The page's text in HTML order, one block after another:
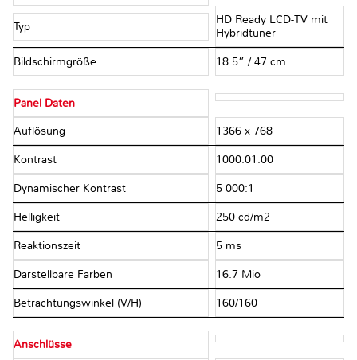
Typ
HD Ready LCD-TV mit
Hybridtuner
Bildschirmgröße 18.5” / 47 cm
Panel Daten
Auflösung 1366 x 768
Kontrast 1000:01:00
Dynamischer Kontrast 5 000:1
Helligkeit 250 cd/m2
Reaktionszeit 5 ms
Darstellbare Farben 16.7 Mio
Betrachtungswinkel (V/H) 160/160
Anschlüsse